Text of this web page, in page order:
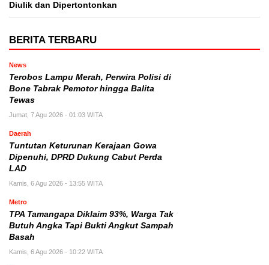
Diulik dan Dipertontonkan
BERITA TERBARU
News
Terobos Lampu Merah, Perwira Polisi di
Bone Tabrak Pemotor hingga Balita
Tewas
Jumat, 7 Agu 2026 - 01:03 WITA
Daerah
Tuntutan Keturunan Kerajaan Gowa
Dipenuhi, DPRD Dukung Cabut Perda
LAD
Kamis, 6 Agu 2026 - 13:55 WITA
Metro
TPA Tamangapa Diklaim 93%, Warga Tak
Butuh Angka Tapi Bukti Angkut Sampah
Basah
Kamis, 6 Agu 2026 - 10:22 WITA